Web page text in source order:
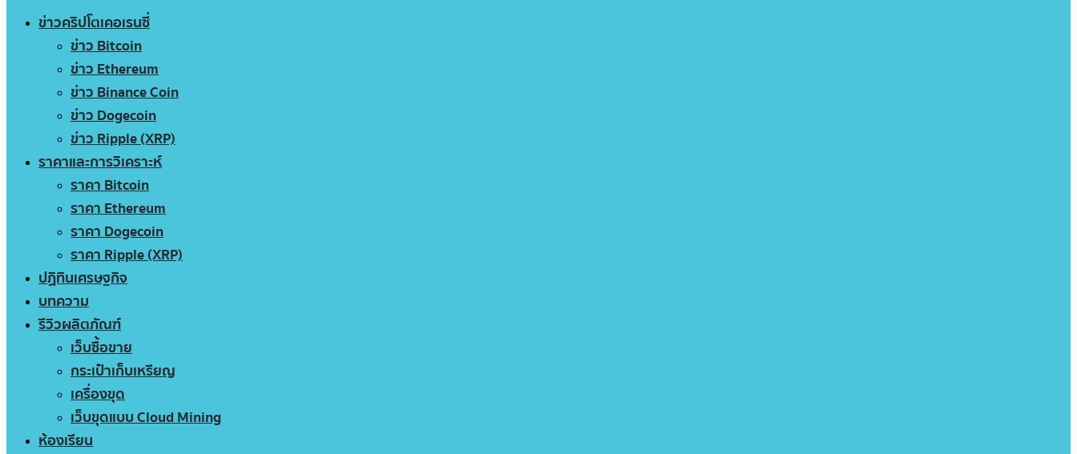
ข่าวคริปโตเคอเรนซี่
ข่าว Bitcoin
ข่าว Ethereum
ข่าว Binance Coin
ข่าว Dogecoin
ข่าว Ripple (XRP)
ราคาและการวิเคราะห์
ราคา Bitcoin
ราคา Ethereum
ราคา Dogecoin
ราคา Ripple (XRP)
ปฏิทินเศรษฐกิจ
บทความ
รีวิวผลิตภัณฑ์
เว็บซื้อขาย
กระเป๋าเก็บเหรียญ
เครื่องขุด
เว็บขุดแบบ Cloud Mining
ห้องเรียน